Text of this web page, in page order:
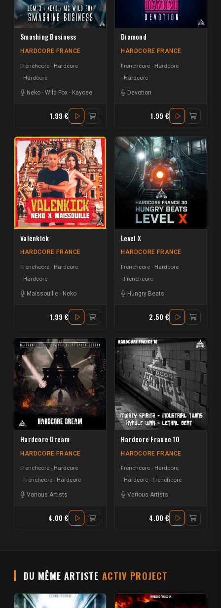
Smashing Business
HARDCORE FRANCE
Frenchcore - Hardcore
Hardcore
Neko - Wild Fox - Kaycee
1.99 €
Diamond
HARDCORE FRANCE
Frenchcore - Hardcore
Hardcore
Devotion
1.99 €
Valenkick
HARDCORE FRANCE
Frenchcore - Hardcore
Hardcore
Maissouille - Neko
1.99 €
Level X
HARDCORE FRANCE
Frenchcore - Hardcore
Frenchcore
Hungry Beats
2.50 €
Hardcore Dream
HARDCORE FRANCE
Frenchcore - Hardcore
Frenchcore - Hardcore
Various Artists
4.00 €
Hardcore France 10
HARDCORE FRANCE
Frenchcore - Hardcore
Hardcore - Frenchcore
Various Artists
4.00 €
DU MÊME ARTISTE ACTIV PROJECT